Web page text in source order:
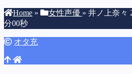
Home » 女性声優 » 井ノ上奈々
分00秒
オタ充